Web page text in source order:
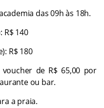
das 09h às 18h.
R$ 140
R$ 180
de R$ 65,00 por
ou bar.
a praia.